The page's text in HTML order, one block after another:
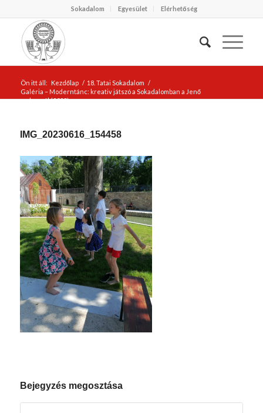
Sokadalom Egyesület Elérhetőség
Ön itt áll: Kezdőlap / 18. Tatai Sokadalom /
Galéria – Moderntánc: kreativ játszó a Sokadalomban a Jenő
malomnál (2023)
IMG_20230616_154458
Bejegyzés megosztása